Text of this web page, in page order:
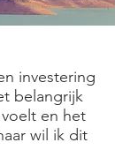
investering
belangrijk
en het
wil ik dit